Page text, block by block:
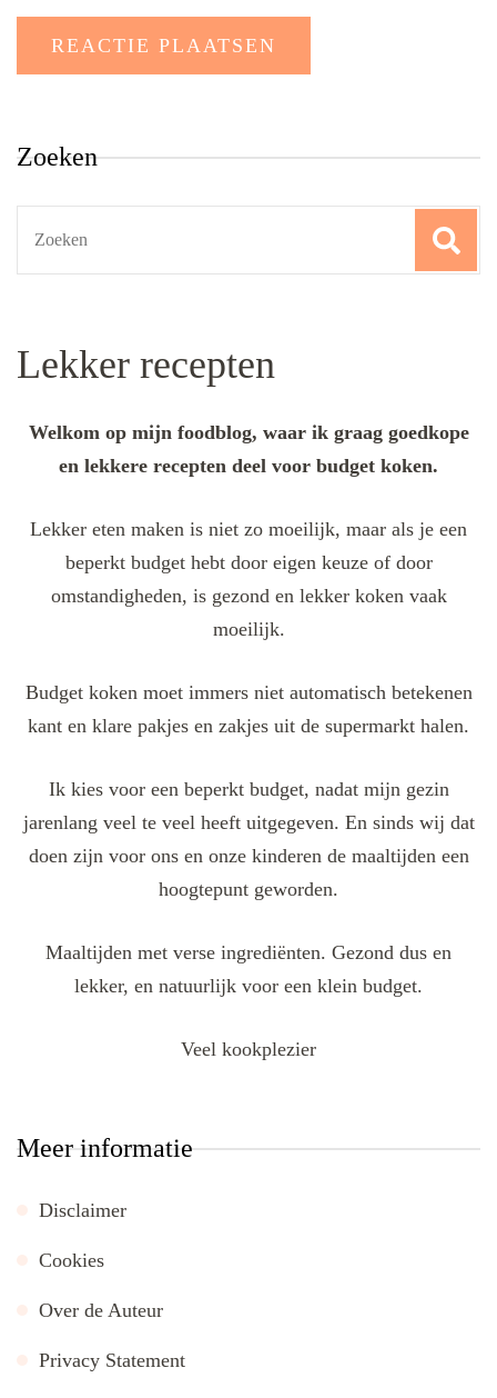
Zoeken
Lekker recepten
Welkom op mijn foodblog, waar ik graag goedkope
en lekkere recepten deel voor budget koken.
Lekker eten maken is niet zo moeilijk, maar als je een
beperkt budget hebt door eigen keuze of door
omstandigheden, is gezond en lekker koken vaak
moeilijk.
Budget koken moet immers niet automatisch betekenen
kant en klare pakjes en zakjes uit de supermarkt halen.
Ik kies voor een beperkt budget, nadat mijn gezin
jarenlang veel te veel heeft uitgegeven. En sinds wij dat
doen zijn voor ons en onze kinderen de maaltijden een
hoogtepunt geworden.
Maaltijden met verse ingrediënten. Gezond dus en
lekker, en natuurlijk voor een klein budget.
Veel kookplezier
Meer informatie
Disclaimer
Cookies
Over de Auteur
Privacy Statement